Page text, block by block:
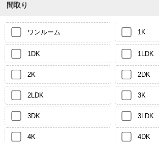
間取り
ワンルーム 1K
1DK 1LDK
2K 2DK
2LDK 3K
3DK 3LDK
4K 4DK